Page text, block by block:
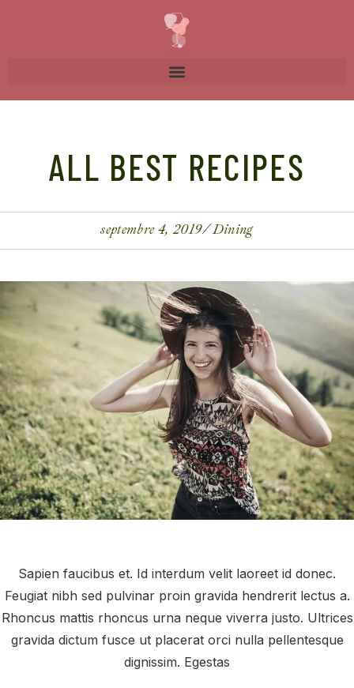
ALL BEST RECIPES
septembre 4, 2019 Dining
Sapien faucibus et. Id interdum velit laoreet id donec.
Feugiat nibh sed pulvinar proin gravida hendrerit lectus a.
Rhoncus mattis rhoncus urna neque viverra justo. Ultrices
gravida dictum fusce ut placerat orci nulla pellentesque
dignissim. Egestas